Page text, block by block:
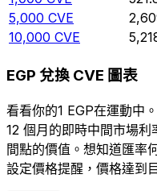
5,000 CVE
10,000 CVE
EGP 兌換 CVE 圖表
看看你的1 EGP在運動中
12 個月的即時中間市場
間點的價值。想知道匯率
設定價格提醒，價格達到